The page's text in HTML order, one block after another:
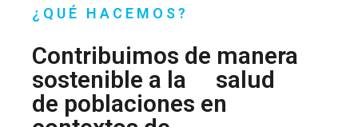
¿QUÉ HACEMOS?
Contribuimos de manera
sostenible a la
salud
de poblaciones en